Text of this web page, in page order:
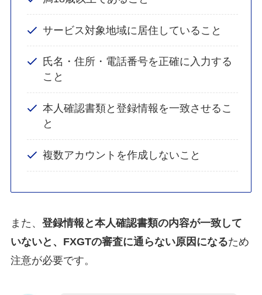
サービス対象地域に居住していること
氏名・住所・電話番号を正確に入力する
こと
本人確認書類と登録情報を一致させるこ
と
複数アカウントを作成しないこと
また、 登録情報と本人確認書類の内容が一致して
いないと、FXGTの審査に通らない原因になるため
注意が必要です。